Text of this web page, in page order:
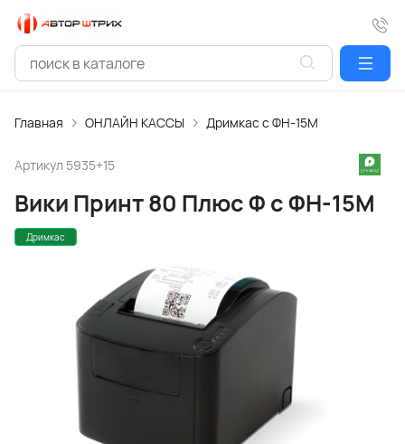
Главная ОНЛАЙН КАССЫ Дримкас с ФН-15М
Артикул 5935+15
Вики Принт 80 Плюс Ф с ФН-15М
Дримкас